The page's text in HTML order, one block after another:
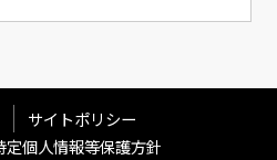
サイトポリシー
個人情報等保護方針